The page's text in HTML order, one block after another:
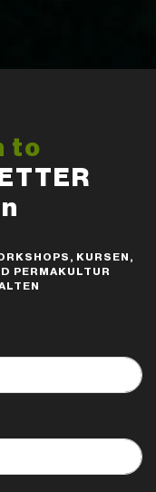
to
KURSEN,
PERMAKULTUR